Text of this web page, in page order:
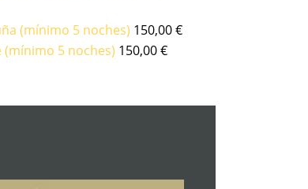
(mínimo 5 noches) 150,00€
(mínimo 5 noches) 150,00€